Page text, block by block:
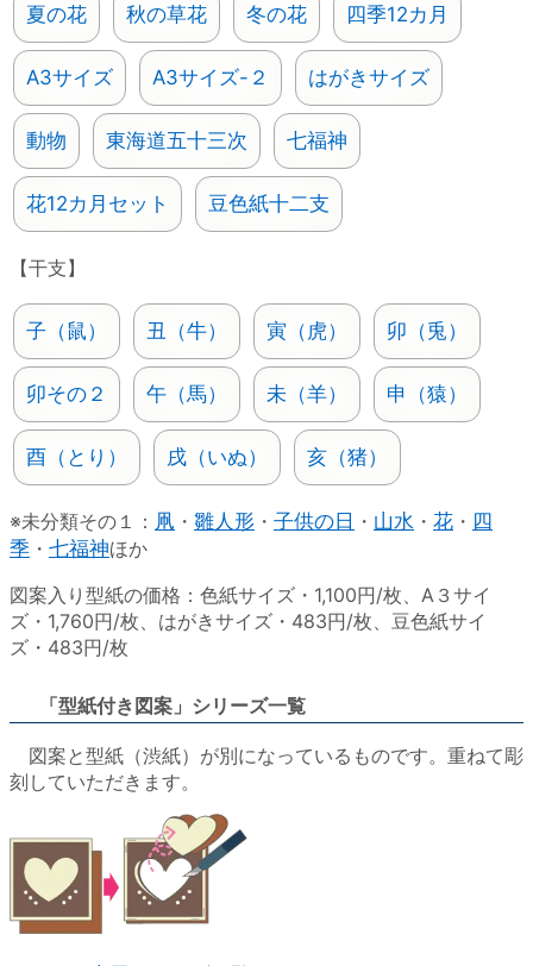
夏の花 秋の草花 冬の花 四季12カ月
A3サイズ A3サイズ-２ はがきサイズ
動物 東海道五十三次 七福神
花12カ月セット 豆色紙十二支
【干支】
子（鼠） 丑（牛） 寅（虎） 卯（兎）
卯その２ 午（馬） 未（羊） 申（猿）
酉（とり） 戌（いぬ） 亥（猪）
※未分類その１： 凧 ・ 雛人形 ・ 子供の日 ・ 山水 ・ 花 ・ 四
季 ・ 七福神ほか
図案入り型紙の価格：色紙サイズ・1,100円/枚、A３サイ
ズ・1,760円/枚、はがきサイズ・483円/枚、豆色紙サイ
ズ・483円/枚
「型紙付き図案」シリーズ一覧
図案と型紙（渋紙）が別になっているものです。重ねて彫
刻していただきます。